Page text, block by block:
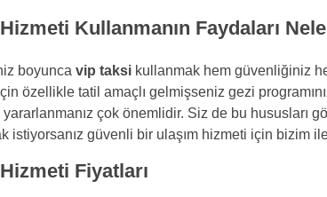
Kullanmanın Faydaları
boyunca vip taksi kullanmak hem güvenliğiniz
özellikle tatil amaçlı gelmişseniz gezi
yararlanmanız çok önemlidir. Siz de bu hususları
istiyorsanız güvenli bir ulaşım hizmeti için bizim
Fiyatları